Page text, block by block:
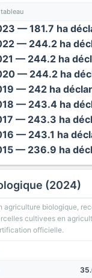
— 181.7 ha
— 244.2 ha
— 244.2 ha
— 244.2 ha
— 242 ha
— 243.4 ha
— 243.3 ha
— 243.1 ha
— 236.9 ha
(2024)
biologique,
cultivees en
officielle.